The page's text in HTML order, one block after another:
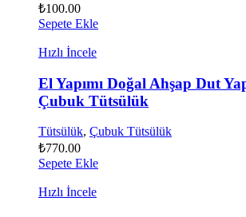
₺100.00
Sepete Ekle
Hızlı İncele
El Yapımı Doğal Ahşap Dut
Çubuk Tütsülük
Tütsülük, Çubuk Tütsülük
₺770.00
Sepete Ekle
Hızlı İncele